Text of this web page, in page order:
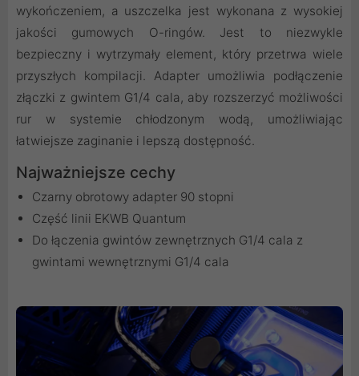
wykończeniem, a uszczelka jest wykonana z wysokiej
jakości gumowych O-ringów. Jest to niezwykle
bezpieczny i wytrzymały element, który przetrwa wiele
przyszłych kompilacji. Adapter umożliwia podłączenie
złączki z gwintem G1/4 cala, aby rozszerzyć możliwości
rur w systemie chłodzonym wodą, umożliwiając
łatwiejsze zaginanie i lepszą dostępność.
Najważniejsze cechy
Czarny obrotowy adapter 90 stopni
Część linii EKWB Quantum
Do łączenia gwintów zewnętrznych G1/4 cala z
gwintami wewnętrznymi G1/4 cala